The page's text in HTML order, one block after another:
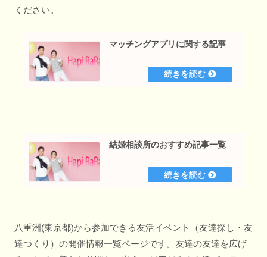
ください。
マッチングアプリに関する記事
結婚相談所のおすすめ記事一覧
八重洲(東京都)から参加できる友活イベント（友達探し・友
達つくり）の開催情報一覧ページです。友達の友達を広げ